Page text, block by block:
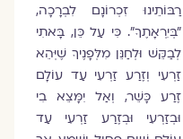
רַבּוֹתֵינוּ זִכְרוֹנָם לִבְרָכָה,
"בְּיִרְאָתֶךָ". כִּי עַל כֵּן, בָּאתִי
לְבַקֵּשׁ וּלְחַנֵּן מִלְּפָנֶיךָ שֶׁיְּהֵא
זַרְעִי וְזֶרַע זַרְעִי עַד עוֹלָם
זֶרַע כָּשֵׁר, וְאַל יִמָּצֵא בִי
וּבְזַרְעִי וּבְזֶרַע זַרְעִי עַד